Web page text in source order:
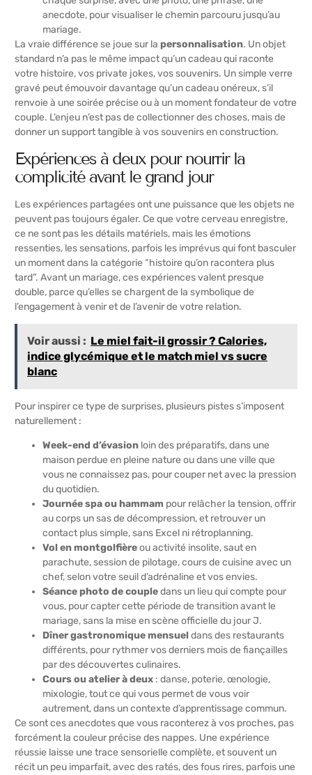
anecdote, pour visualiser le chemin parcouru jusqu’au
mariage.
La vraie différence se joue sur la personnalisation. Un objet
standard n’a pas le même impact qu’un cadeau qui raconte
votre histoire, vos private jokes, vos souvenirs. Un simple verre
gravé peut émouvoir davantage qu’un cadeau onéreux, s’il
renvoie à une soirée précise ou à un moment fondateur de votre
couple. L’enjeu n’est pas de collectionner des choses, mais de
donner un support tangible à vos souvenirs en construction.
Expériences à deux pour nourrir la
complicité avant le grand jour
Les expériences partagées ont une puissance que les objets ne
peuvent pas toujours égaler. Ce que votre cerveau enregistre,
ce ne sont pas les détails matériels, mais les émotions
ressenties, les sensations, parfois les imprévus qui font basculer
un moment dans la catégorie “histoire qu’on racontera plus
tard”. Avant un mariage, ces expériences valent presque
double, parce qu’elles se chargent de la symbolique de
l’engagement à venir et de l’avenir de votre relation.
Voir aussi : Le miel fait-il grossir ? Calories,
indice glycémique et le match miel vs sucre
blanc
Pour inspirer ce type de surprises, plusieurs pistes s’imposent
naturellement :
Week-end d’évasion loin des préparatifs, dans une
maison perdue en pleine nature ou dans une ville que
vous ne connaissez pas, pour couper net avec la pression
du quotidien.
Journée spa ou hammam pour relâcher la tension, offrir
au corps un sas de décompression, et retrouver un
contact plus simple, sans Excel ni rétroplanning.
Vol en montgolfièreou activité insolite, saut en
parachute, session de pilotage, cours de cuisine avec un
chef, selon votre seuil d’adrénaline et vos envies.
Séance photo de coupledans un lieu qui compte pour
vous, pour capter cette période de transition avant le
mariage, sans la mise en scène officielle du jour J.
Dîner gastronomique mensueldans des restaurants
différents, pour rythmer vos derniers mois de fiançailles
par des découvertes culinaires.
Cours ou atelier à deux : danse, poterie, œnologie,
mixologie, tout ce qui vous permet de vous voir
autrement, dans un contexte d’apprentissage commun.
Ce sont ces anecdotes que vous raconterez à vos proches, pas
forcément la couleur précise des nappes. Une expérience
réussie laisse une trace sensorielle complète, et souvent un
récit un peu imparfait, avec des ratés, des fous rires, parfois une